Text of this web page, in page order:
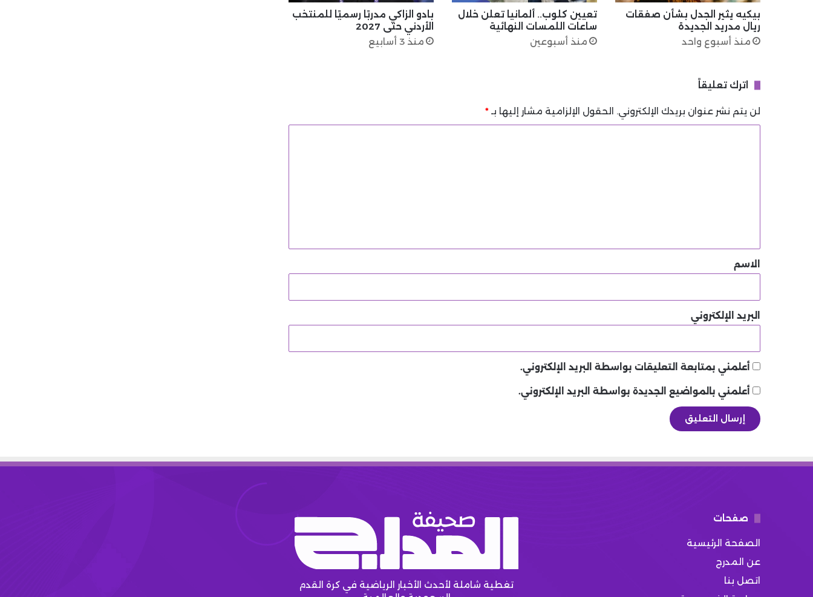
بيكيه يثير الجدل بشأن صفقات
ريال مدريد الجديدة
منذ أسبوع واحد
تعيين كلوب.. ألمانيا تعلن خلال
ساعات اللمسات النهائية
منذ أسبوعين
بادو الزاكي مدربًا رسميًا للمنتخب
الأردني حتى 2027
منذ 3 أسابيع
اترك تعليقاً
لن يتم نشر عنوان بريدك الإلكتروني. الحقول الإلزامية مشار إليها بـ *
*الاسم
البريد الإلكتروني
أعلمني بمتابعة التعليقات بواسطة البريد الإلكتروني.
أعلمني بالمواضيع الجديدة بواسطة البريد الإلكتروني.
صفحات
الصفحة الرئيسية
عن المدرج
اتصل بنا
تغطية شاملة لأحدث الأخبار الرياضية في كرة القدم